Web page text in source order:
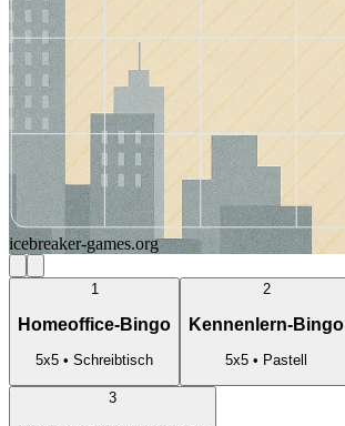
icebreaker-games.org
1
Homeoffice-Bingo
5x5 • Schreibtisch
2
Kennenlern-Bingo
5x5 • Pastell
3